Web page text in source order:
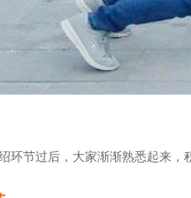
环节过后，大家渐渐熟悉起来，